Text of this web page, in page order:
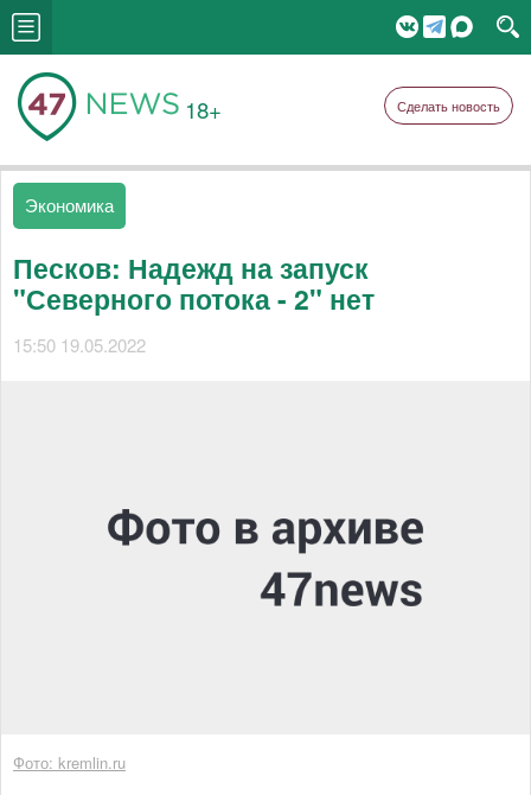
18+ Сделать новость
Экономика
Песков: Надежд на запуск
"Северного потока - 2" нет
15:50 19.05.2022
Фото: kremlin.ru